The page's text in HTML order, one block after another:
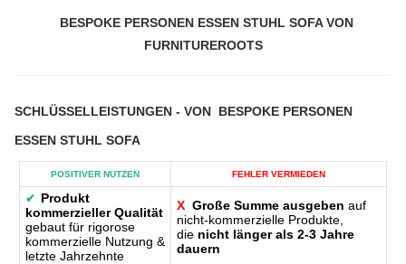
BESPOKE PERSONEN ESSEN STUHL SOFA VON
FURNITUREROOTS
SCHLÜSSELLEISTUNGEN - VON BESPOKE PERSONEN
ESSEN STUHL SOFA
POSITIVER NUTZEN FEHLER VERMIEDEN
✔ Produkt
kommerzieller Qualität
gebaut für rigorose
kommerzielle Nutzung &
letzte Jahrzehnte
X Große Summe ausgeben auf
nicht-kommerzielle Produkte,
die nicht länger als 2-3 Jahre
dauern